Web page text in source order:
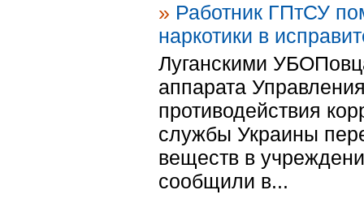
» Работник ГПтСУ
наркотики в
Луганскими
аппарата
противодействия
службы Украины
веществ в
сообщили в...